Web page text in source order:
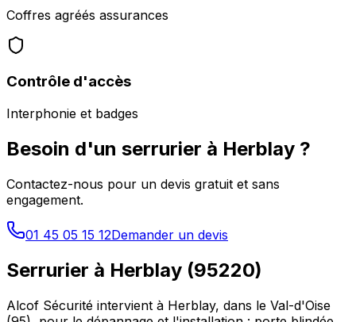
Coffres agréés assurances
Contrôle d'accès
Interphonie et badges
Besoin d'un serrurier à Herblay ?
Contactez-nous pour un devis gratuit et sans
engagement.
01 45 05 15 12Demander un devis
Serrurier à Herblay (95220)
Alcof Sécurité intervient à Herblay, dans le Val-d'Oise